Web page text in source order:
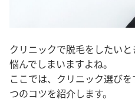
クリニックで脱毛をしたい
悩んでしまいますよね。
ここでは、クリニック選び
つのコツを紹介します。